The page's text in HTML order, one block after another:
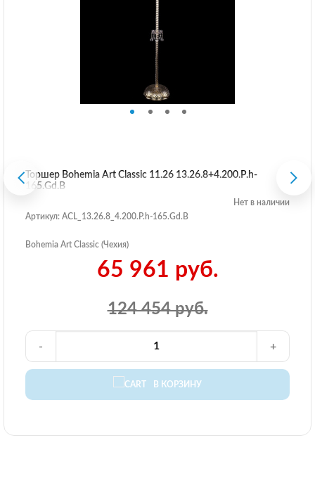
Торшер Bohemia Art Classic 11.26 13.26.8+4.200.P.h-
165.Gd.B
Нет в наличии
Артикул: ACL_13.26.8_4.200.P.h-165.Gd.B
Bohemia Art Classic (Чехия)
124 454 руб.
65 961 руб.
В КОРЗИНУ
- +